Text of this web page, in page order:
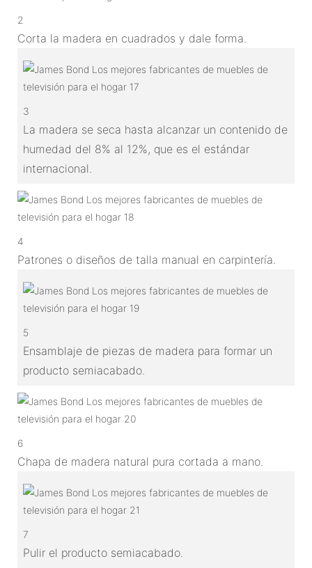
2
Corta la madera en cuadrados y dale forma.
3
La madera se seca hasta alcanzar un contenido de
humedad del 8% al 12%, que es el estándar
internacional.
4
Patrones o diseños de talla manual en carpintería.
5
Ensamblaje de piezas de madera para formar un
producto semiacabado.
6
Chapa de madera natural pura cortada a mano.
7
Pulir el producto semiacabado.